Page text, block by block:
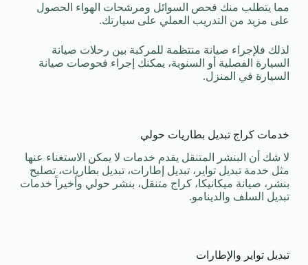
مما يتطلب منك فحص السوائل ومرشحات الهواء الحصول
على مزيد من التدريب العملي على سيارتك.
لذلك فلإجراء صيانة منتظمة للمركبة بين رحلات صيانة
السيارة الفصلية أو السنوية، يمكنك إجراء فحوصات صيانة
السيارة في المنزل.
خدمات كراج تبديل بطاريات حولي
لا شك أن البنشر المتنقل يقدم خدمات لا يمكن الاستغناء عنها
مثل خدمة تبديل تواير، تبديل إطارات، تبديل بطاريات، تصليح
بنشر، صيانة ميكانيكا، كراج متنقل، بنشر حولي وأخيراً خدمات
تبديل السلف والدينامو.
تبديل تواير والإطارات